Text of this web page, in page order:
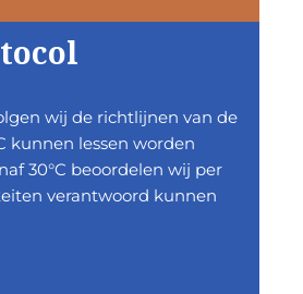
wij de richtlijnen van de
kunnen lessen worden
30°C beoordelen wij per
verantwoord kunnen